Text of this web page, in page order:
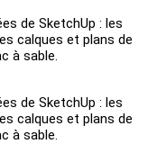
de SketchUp : les
calques et plans de
à sable.
de SketchUp : les
calques et plans de
à sable.